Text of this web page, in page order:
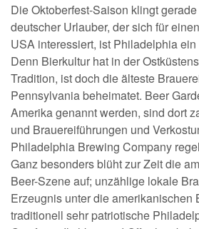
Die Oktoberfest-Saison klingt
deutscher Urlauber, der sich für
USA interessiert, ist Philadelphia
Denn Bierkultur hat in der
Tradition, ist doch die älteste
Pennsylvania beheimatet. Beer
Amerika genannt werden, sind dort
und Brauereiführungen und
Philadelphia Brewing Company
Ganz besonders blüht zur Zeit die
Beer-Szene auf; unzählige lokale
Erzeugnis unter die amerikanischen
traditionell sehr patriotische